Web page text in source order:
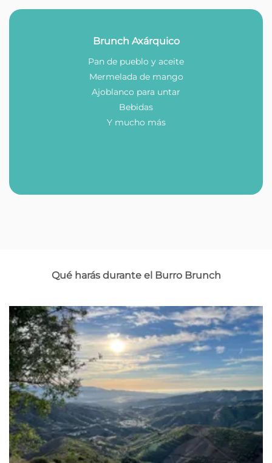
Brunch Axárquico
Pan de pueblo y aceite
Mermelada de mango
Ajoblanco para untar
Bebidas
Y mucho más
Qué harás durante el Burro Brunch